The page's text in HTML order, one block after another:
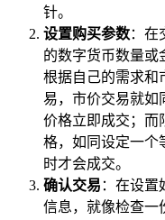
针。
设置购买参数：在
的数字货币数量或
根据自己的需求和
易，市价交易就如
价格立即成交；而
格，如同设定一个
时才会成交。
确认交易 ：在设置
信息，就像检查一